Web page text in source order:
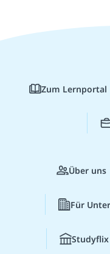
Zum Lernportal
Über uns
Für
Studyflix